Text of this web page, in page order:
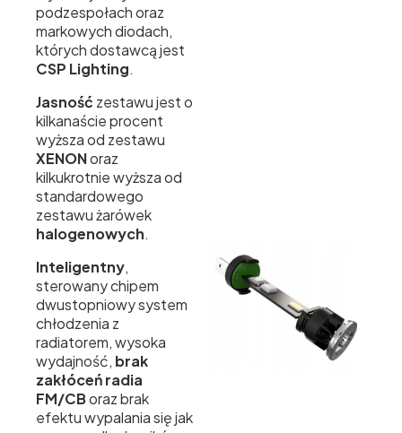
podzespołach oraz
markowych diodach,
których dostawcą jest
CSP Lighting.
Jasność zestawu jest o
kilkanaście procent
wyższa od zestawu
XENONoraz
kilkukrotnie wyższa od
standardowego
zestawu żarówek
halogenowych.
Inteligentny,
sterowany chipem
dwustopniowy system
chłodzenia z
radiatorem, wysoka
wydajność, brak
zakłóceń radia
FM/CBoraz brak
efektu wypalania się jak